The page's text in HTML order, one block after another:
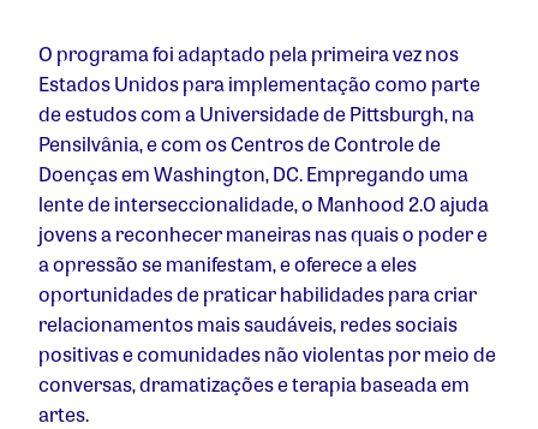
O programa foi adaptado pela primeira vez nos
Estados Unidos para implementação como parte
de estudos com a Universidade de Pittsburgh, na
Pensilvânia, e com os Centros de Controle de
Doenças em Washington, DC. Empregando uma
lente de interseccionalidade, o Manhood 2.0 ajuda
jovens a reconhecer maneiras nas quais o poder e
a opressão se manifestam, e oferece a eles
oportunidades de praticar habilidades para criar
relacionamentos mais saudáveis, redes sociais
positivas e comunidades não violentas por meio de
conversas, dramatizações e terapia baseada em
artes.